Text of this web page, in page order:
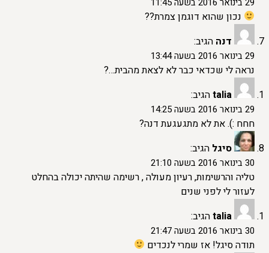
נכון שהוא דוגמן צמרת??
דנה הגיב:
29 בינואר 2016 בשעה 13:44
נראה לי שכדאי כבר לא לצאת מהבית…?
taliaהגיב:
29 בינואר 2016 בשעה 14:25
חחח :). את לא מתגעגעת דנה?
סיגל הגיב:
30 בינואר 2016 בשעה 21:10
טליה והרשימות, רעיון מעולה , רשימה שהיתה יכולה בהחלט
לעזור לי לפני שנים
taliaהגיב:
30 בינואר 2016 בשעה 21:47
תודה סיגל! אז שמרי לנכדים